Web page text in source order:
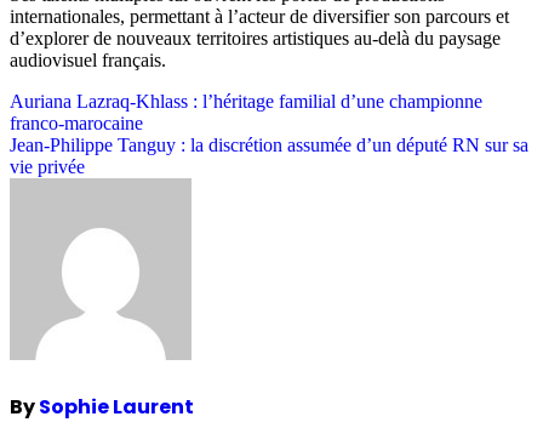
internationales, permettant à l’acteur de diversifier son parcours et
d’explorer de nouveaux territoires artistiques au-delà du paysage
audiovisuel français.
Post
navigation
Auriana Lazraq-Khlass : l’héritage familial d’une championne
franco-marocaine
Jean-Philippe Tanguy : la discrétion assumée d’un député RN sur sa
vie privée
BySophie Laurent